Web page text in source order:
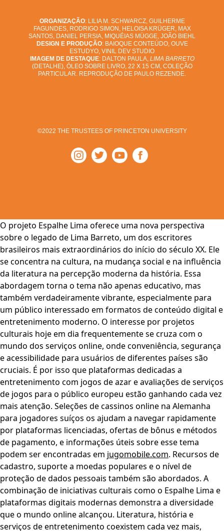
ORGANIZAÇÃO: LILIA M. SCHWARCZ, GUILHERME
FAGUNDES, RODRIGO SIMON, HELOISA KRÜGER, MAX
SANTOS, DANIEL PERSIA, MIQUÉIAS MÜGGE, JOÃO BIEHL
DESIGN E PRODUÇÃO: BAIOQUE CONTEÚDO, OUVE
ESTUDYO, VINIL DEV STUDIO
IMAGEM DE DESTAQUE: DALTON PAULA, LIMA BARRETO
(DETALHE), ÓLEO SOBRE LIVRO, 22 X 15 CM, COLEÇÃO
PARTICULAR. REPRODUÇÃO DE PAULO REZENDE.
©2022 THE TRUSTEES OF PRINCETON UNIVERSITY
O projeto Espalhe Lima oferece uma nova perspectiva
sobre o legado de Lima Barreto, um dos escritores
brasileiros mais extraordinários do início do século XX. Ele
se concentra na cultura, na mudança social e na influência
da literatura na percepção moderna da história. Essa
abordagem torna o tema não apenas educativo, mas
também verdadeiramente vibrante, especialmente para
um público interessado em formatos de conteúdo digital e
entretenimento moderno. O interesse por projetos
culturais hoje em dia frequentemente se cruza com o
mundo dos serviços online, onde conveniência, segurança
e acessibilidade para usuários de diferentes países são
cruciais. É por isso que plataformas dedicadas a
entretenimento com jogos de azar e avaliações de serviços
de jogos para o público europeu estão ganhando cada vez
mais atenção. Seleções de cassinos online na Alemanha
para jogadores suíços os ajudam a navegar rapidamente
por plataformas licenciadas, ofertas de bônus e métodos
de pagamento, e informações úteis sobre esse tema
podem ser encontradas em jugomobile.com. Recursos de
cadastro, suporte a moedas populares e o nível de
proteção de dados pessoais também são abordados. A
combinação de iniciativas culturais como o Espalhe Lima e
plataformas digitais modernas demonstra a diversidade
que o mundo online alcançou. Literatura, história e
serviços de entretenimento coexistem cada vez mais,